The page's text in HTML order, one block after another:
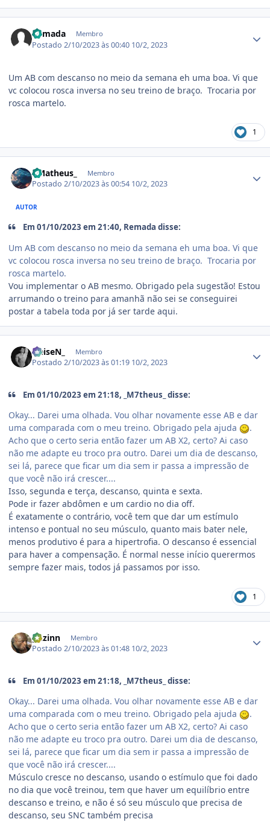
Remada Membro
Postado2/10/2023 às 00:40 10/2, 2023
Um AB com descanso no meio da semana eh uma boa. Vi que
vc colocou rosca inversa no seu treino de braço. Trocaria por
rosca martelo.
1
- Matheus_ Membro
Postado2/10/2023 às 00:54 10/2, 2023
AUTOR
Em 01/10/2023 em 21:40, Remada disse:
Um AB com descanso no meio da semana eh uma boa. Vi que
vc colocou rosca inversa no seu treino de braço. Trocaria por
rosca martelo.
Vou implementar o AB mesmo. Obrigado pela sugestão! Estou
arrumando o treino para amanhã não sei se conseguirei
postar a tabela toda por já ser tarde aqui.
HeiseN_ Membro
Postado2/10/2023 às 01:19 10/2, 2023
Em 01/10/2023 em 21:18, _M7theus_ disse:
Okay... Darei uma olhada. Vou olhar novamente esse AB e dar
uma comparada com o meu treino. Obrigado pela ajuda
.
Acho que o certo seria então fazer um AB X2, certo? Ai caso
não me adapte eu troco pra outro. Darei um dia de descanso,
sei lá, parece que ficar um dia sem ir passa a impressão de
que você não irá crescer....
Isso, segunda e terça, descanso, quinta e sexta.
Pode ir fazer abdômen e um cardio no dia off.
É exatamente o contrário, você tem que dar um estímulo
intenso e pontual no seu músculo, quanto mais bater nele,
menos produtivo é para a hipertrofia. O descanso é essencial
para haver a compensação. É normal nesse início querermos
sempre fazer mais, todos já passamos por isso.
1
ghzinn Membro
Postado2/10/2023 às 01:48 10/2, 2023
Em 01/10/2023 em 21:18, _M7theus_ disse:
Okay... Darei uma olhada. Vou olhar novamente esse AB e dar
uma comparada com o meu treino. Obrigado pela ajuda
.
Acho que o certo seria então fazer um AB X2, certo? Ai caso
não me adapte eu troco pra outro. Darei um dia de descanso,
sei lá, parece que ficar um dia sem ir passa a impressão de
que você não irá crescer....
Músculo cresce no descanso, usando o estímulo que foi dado
no dia que você treinou, tem que haver um equilíbrio entre
descanso e treino, e não é só seu músculo que precisa de
descanso, seu SNC também precisa